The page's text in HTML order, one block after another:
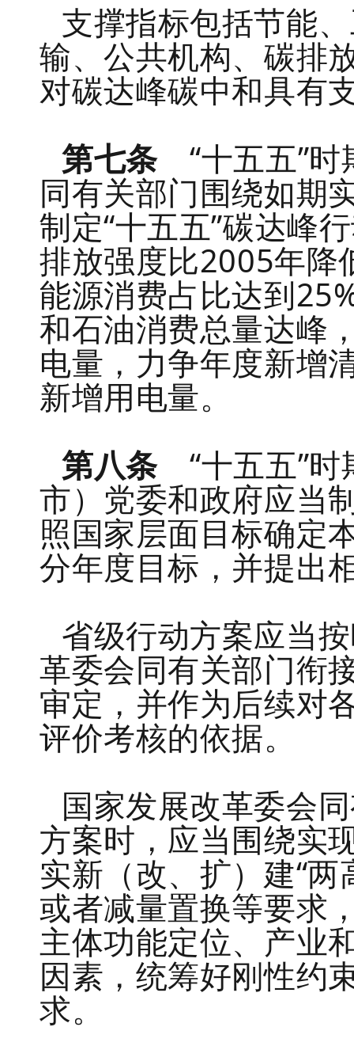
支撑指标包括节能
输、公共机构、碳排
对碳达峰碳中和具有
第七条“十五五”时
同有关部门围绕如期
制定“十五五”碳达峰
排放强度比2005年降
能源消费占比达到
和石油消费总量达峰
电量，力争年度新增
新增用电量。
第八条“十五五”时
市）党委和政府应当
照国家层面目标确定
分年度目标，并提出
省级行动方案应当
革委会同有关部门衔
审定，并作为后续对
评价考核的依据。
国家发展改革委会
方案时，应当围绕实
实新（改、扩）建“
或者减量置换等要求
主体功能定位、产业
因素，统筹好刚性约
求。